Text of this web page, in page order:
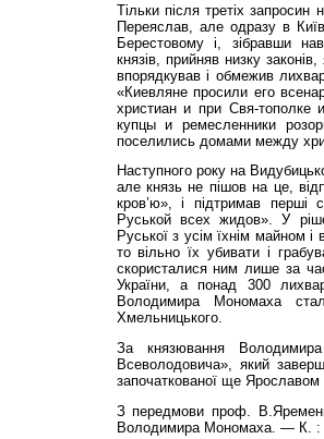
Тільки після третіх
Переяслав, але одразу в
Берестовому і, зібравши
князів, прийняв низку
впорядкував і обмежив
«Киевляне просили его
христиан и при Свя-
купцы и ремесленники
поселились домами между
Наступного року на
але князь не пішов на це,
кров’ю», і підтримав перші
Руськой всех жидов». У
Руської з усім їхнім майном
то вільно їх убивати і
скористалися ним лише за
України, а понад 300
Володимира Мономаха
Хмельницького.
За князювання
Всеволодовича», який
започаткованої ще
З передмови проф.
Володимира Мономаха. — К.